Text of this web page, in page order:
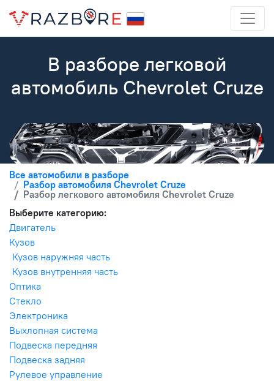
В разборе легковой
автомобиль Chevrolet Cruze
Все автомобили в разборе
Разбор автомобиля Chevrolet Cruze
Разбор легкового автомобиля Chevrolet Cruze
Выберите категорию:
Двигатель
Кузов
Кузов наружняя часть
Кузов внутренняя часть
Оптика
Стекло
Электроника
Выхлопная система
Подвеска передняя
Подвеска задняя
Рулевое управление